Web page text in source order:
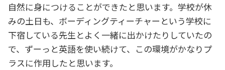
自然に身につけることができたと思います。学校が休
みの土日も、ボーディングティーチャーという学校に
下宿している先生とよく一緒に出かけたりしていたの
で、ずーっと英語を使い続けて、この環境がかなりプ
ラスに作用したと思います。